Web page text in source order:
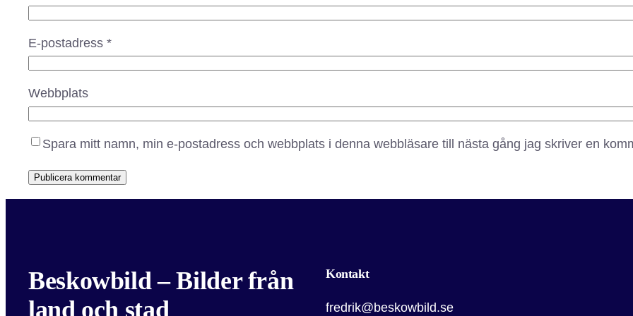
E-postadress *
Webbplats
Spara mitt namn, min e-postadress och webbplats i denna webbläsare till nästa gång jag skriver en
Beskowbild – Bilder från
land och stad
Kontakt
fredrik@beskowbild.se